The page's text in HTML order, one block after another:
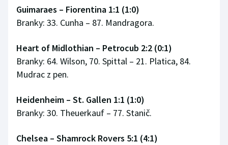
Guimaraes – Fiorentina 1:1 (1:0)
Branky: 33. Cunha – 87. Mandragora.
Heart of Midlothian – Petrocub 2:2 (0:1)
Branky: 64. Wilson, 70. Spittal – 21. Platica, 84.
Mudrac z pen.
Heidenheim – St. Gallen 1:1 (1:0)
Branky: 30. Theuerkauf – 77. Stanič.
Chelsea – Shamrock Rovers 5:1 (4:1)